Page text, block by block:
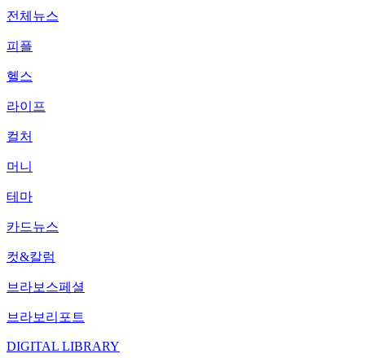
전체뉴스
피플
헬스
라이프
컬처
머니
테마
카드뉴스
컷&칼럼
브라보스페셜
브라보리포트
DIGITAL LIBRARY